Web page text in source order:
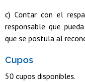
c) Contar con el
responsable que
que se postula al
Cupos
50 cupos disponibles.